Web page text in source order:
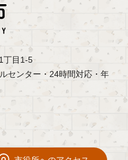
丁目1-5
センター・24時間対応・年